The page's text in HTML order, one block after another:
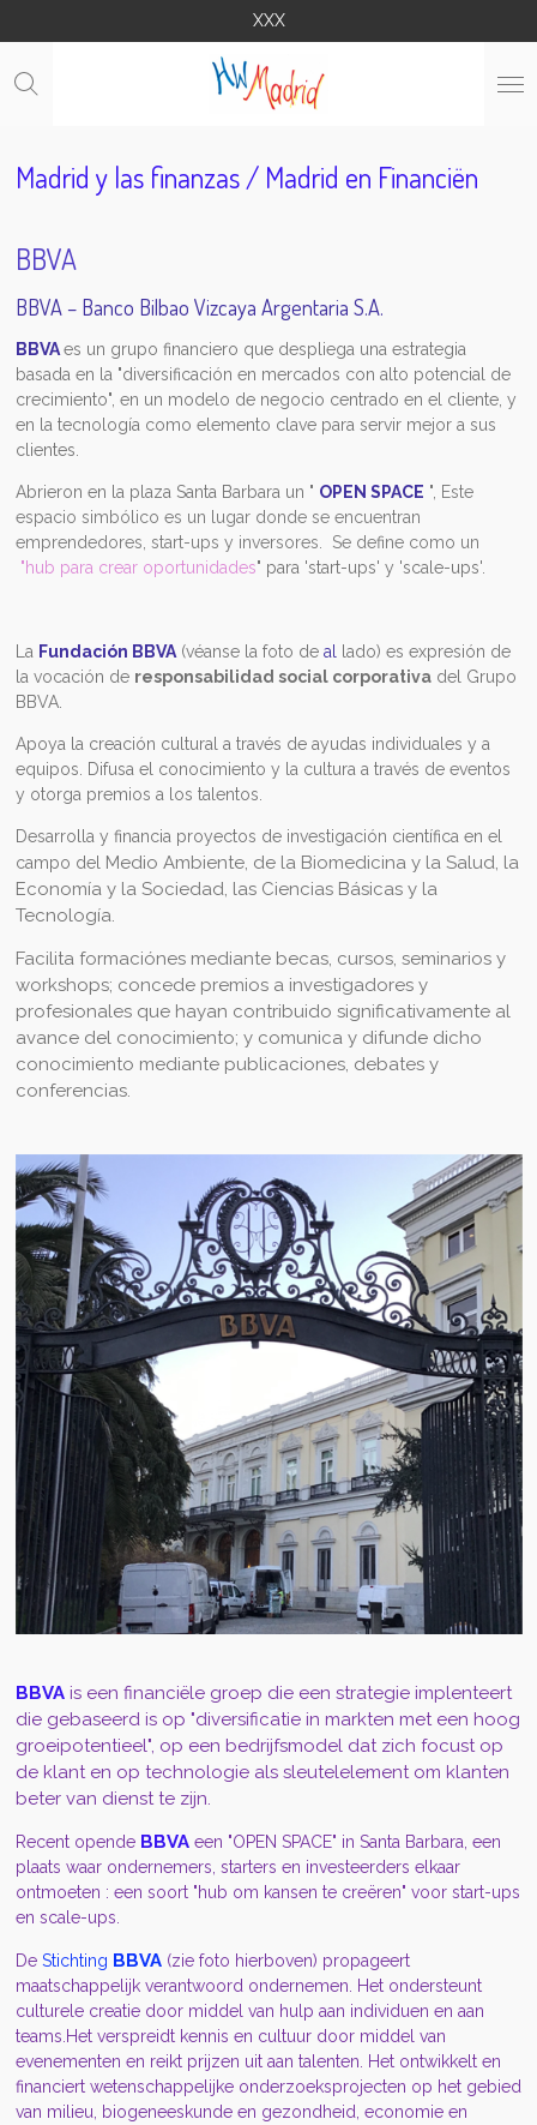
direct
naar
XXX
Madrid y las finanzas / Madrid en Financiën
BBVA
BBVA – Banco Bilbao Vizcaya Argentaria S.A.
BBVAes un grupo financiero que despliega una estrategia
basada en la "diversificación en mercados con alto potencial de
crecimiento", en un modelo de negocio centrado en el cliente, y
en la tecnología como elemento clave para servir mejor a sus
clientes.
Abrieron en la plaza Santa Barbara un " OPEN SPACE ", Este
espacio simbólico es un lugar donde se encuentran
emprendedores, start-ups y inversores. Se define como un
"hub para crear oportunidades" para 'start-ups' y 'scale-ups'.
La Fundación BBVA(véanse la foto de al
lado) es expresión de
la vocación de responsabilidad social corporativadel Grupo
BBVA.
Apoya la creación cultural a través de ayudas individuales y a
equipos. Difusa el conocimiento y la cultura a través de eventos
y otorga premios a los talentos.
Desarrolla y financia proyectos de investigación científica en el
campo del Medio Ambiente, de la Biomedicina y la Salud, la
Economía y la Sociedad, las Ciencias Básicas y la
Tecnología.
Facilita formaciónes mediante becas, cursos, seminarios y
workshops; concede premios a investigadores y
profesionales que hayan contribuido significativamente al
avance del conocimiento; y comunica y difunde dicho
conocimiento mediante publicaciones, debates y
conferencias.
BBVAis een financiële groep die een strategie implenteert
die gebaseerd is op "diversificatie in markten met een hoog
groeipotentieel", op een bedrijfsmodel dat zich focust op
de klant en op technologie als sleutelelement om klanten
beter van dienst te zijn.
Recent opende BBVAeen "OPEN SPACE" in Santa Barbara, een
plaats waar ondernemers, starters en investeerders elkaar
ontmoeten : een soort "hub om kansen te creëren" voor start-ups
en scale-ups.
De Stichting BBVA (zie foto hierboven) propageert
maatschappelijk verantwoord ondernemen.
Het ondersteunt
culturele creatie door middel van hulp aan individuen en aan
teams.Het verspreidt kennis en cultuur door middel van
evenementen en reikt prijzen uit aan talenten.
Het ontwikkelt en
financiert wetenschappelijke onderzoeksprojecten op het gebied
van milieu, biogeneeskunde en gezondheid, economie en